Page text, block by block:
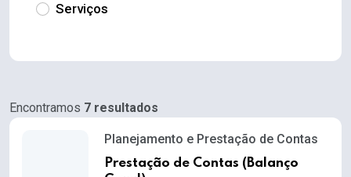
Serviços
Encontramos 7 resultados
Planejamento e Prestação de Contas
Prestação de Contas (Balanço